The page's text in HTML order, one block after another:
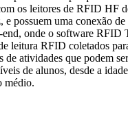
os leitores de RFID HF
possuem uma conexão de
end, onde o software RFID
leitura RFID coletados
de atividades que podem
de alunos, desde a
médio.